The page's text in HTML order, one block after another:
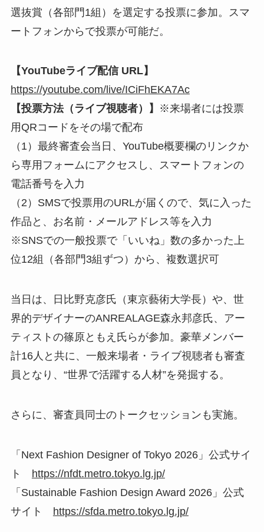
選抜賞（各部門1組）を選定する投票に参加。スマ
ートフォンからで投票が可能だ。
【YouTubeライブ配信 URL】
https://youtube.com/live/ICiFhEKA7Ac
【投票方法（ライブ視聴者）】
※来場者には投票
用QRコードをその場で配布
（1）最終審査会当日、YouTube概要欄のリンクか
ら専用フォームにアクセスし、スマートフォンの
電話番号を入力
（2）SMSで投票用のURLが届くので、気に入った
作品と、お名前・メールアドレス等を入力
※SNSでの一般投票で「いいね」数の多かった上
位12組（各部門3組ずつ）から、複数選択可
当日は、日比野克彦氏（東京藝術大学長）や、世
界的デザイナーのANREALAGE森永邦彦氏、アー
ティストの篠原ともえ氏らが参加。豪華メンバー
計16人と共に、一般来場者・ライブ視聴者も審査
員となり、“世界で活躍する人材”を発掘する。
さらに、審査員同士のトークセッションも実施。
「Next Fashion Designer of Tokyo 2026」公式サイ
ト https://nfdt.metro.tokyo.lg.jp/
「Sustainable Fashion Design Award 2026」公式
サイト https://sfda.metro.tokyo.lg.jp/